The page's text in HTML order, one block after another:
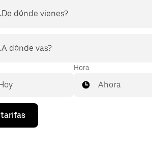
dónde vienes?
dónde vas?
Hora
Ahora